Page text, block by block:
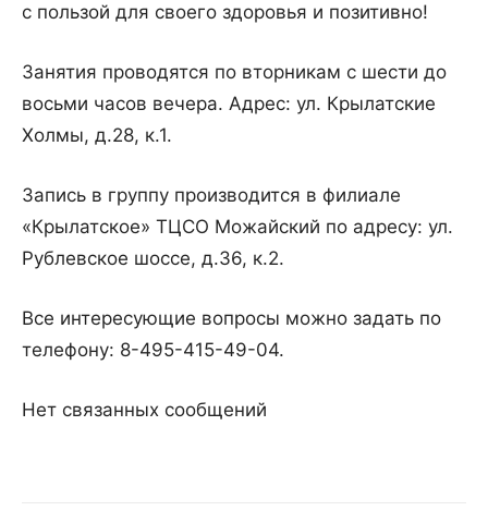
с пользой для своего здоровья и позитивно!
Занятия проводятся по вторникам с шести до
восьми часов вечера. Адрес: ул. Крылатские
Холмы, д.28, к.1.
Запись в группу производится в филиале
«Крылатское» ТЦСО Можайский по адресу: ул.
Рублевское шоссе, д.36, к.2.
Все интересующие вопросы можно задать по
телефону: 8-495-415-49-04.
Нет связанных сообщений